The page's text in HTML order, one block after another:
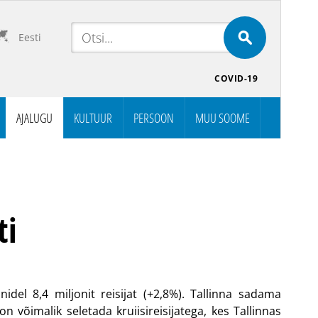
Eesti
COVID-19
AJALUGU KULTUUR PERSOON MUU SOOME
8,4 miljonit reisijat (+2,8%). Tallinna sadama
võimalik seletada kruiisireisijatega, kes Tallinnas